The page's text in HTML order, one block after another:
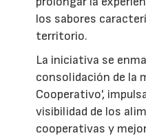
los sabores
territorio.
La iniciativa se
consolidación de la
Cooperativo',
visibilidad de los
cooperativas y